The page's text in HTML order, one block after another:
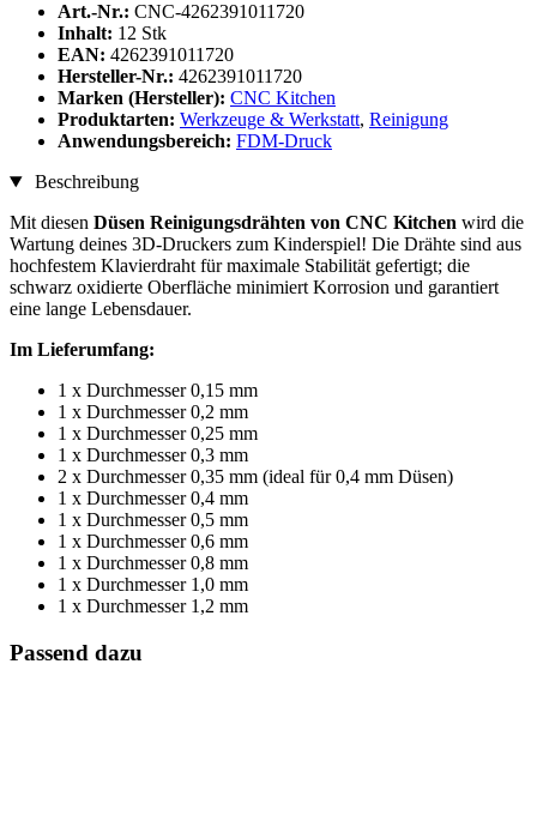
Art.-Nr.: CNC-4262391011720
Inhalt: 12 Stk
EAN: 4262391011720
Hersteller-Nr.: 4262391011720
Marken (Hersteller): CNC Kitchen
Produktarten: Werkzeuge & Werkstatt, Reinigung
Anwendungsbereich: FDM-Druck
Beschreibung
Mit diesen Düsen Reinigungsdrähten von CNC Kitchen wird die
Wartung deines 3D-Druckers zum Kinderspiel! Die Drähte sind aus
hochfestem Klavierdraht für maximale Stabilität gefertigt; die
schwarz oxidierte Oberfläche minimiert Korrosion und garantiert
eine lange Lebensdauer.
Im Lieferumfang:
1 x Durchmesser 0,15 mm
1 x Durchmesser 0,2 mm
1 x Durchmesser 0,25 mm
1 x Durchmesser 0,3 mm
2 x Durchmesser 0,35 mm (ideal für 0,4 mm Düsen)
1 x Durchmesser 0,4 mm
1 x Durchmesser 0,5 mm
1 x Durchmesser 0,6 mm
1 x Durchmesser 0,8 mm
1 x Durchmesser 1,0 mm
1 x Durchmesser 1,2 mm
Passend dazu